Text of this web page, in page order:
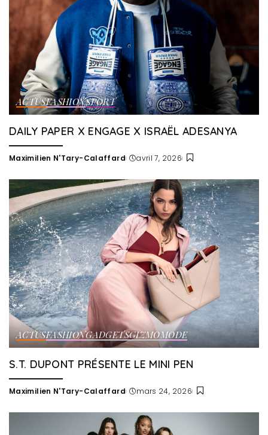
ACTUSFASHIONSPORT
DAILY PAPER X ENGAGE X ISRAËL ADESANYA
Posted
Maximilien N'Tary-Calaffard avril 7, 2026
ACTUSFASHIONGADGETSGIZMOMODE
S.T. DUPONT PRÉSENTE LE MINI PEN
Posted
Maximilien N'Tary-Calaffard mars 24, 2026